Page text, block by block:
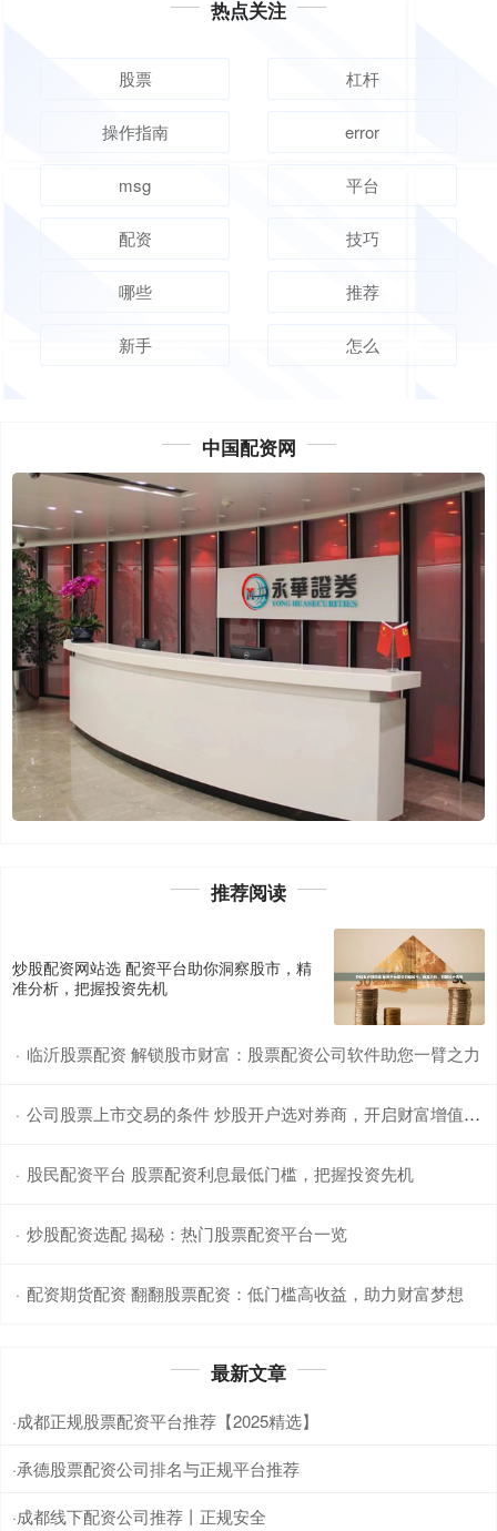
热点关注
股票 杠杆
操作指南 error
msg 平台
配资 技巧
哪些 推荐
新手 怎么
中国配资网
推荐阅读
炒股配资网站选 配资平台助你洞察股市，精
准分析，把握投资先机
· 临沂股票配资 解锁股市财富：股票配资公司软件助您一臂之力
· 公司股票上市交易的条件 炒股开户选对券商，开启财富增值之路
· 股民配资平台 股票配资利息最低门槛，把握投资先机
· 炒股配资选配 揭秘：热门股票配资平台一览
· 配资期货配资 翻翻股票配资：低门槛高收益，助力财富梦想
最新文章
·成都正规股票配资平台推荐【2025精选】
·承德股票配资公司排名与正规平台推荐
·成都线下配资公司推荐丨正规安全